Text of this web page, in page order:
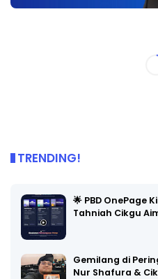
TRENDING!
🌟 PBD OnePage
Tahniah Cikgu
Gemilang di
Nur Shafura &